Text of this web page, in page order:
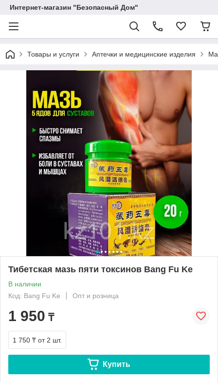
Интернет-магазин "Безопасный Дом"
Товары и услуги Аптечки и медицинские изделия
Тибетская мазь пяти токсинов Bang Fu Ke
В наличии
Код: Bang Fu Ke
Опт и розница
1 950 ₸
1 750 ₸ от 2 шт.
Купить